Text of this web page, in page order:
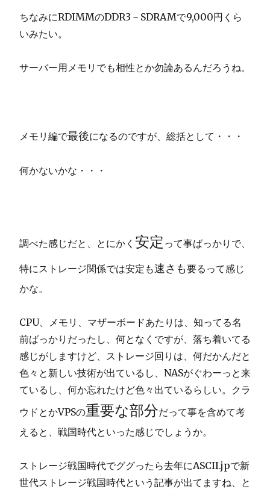
ちなみにRDIMMのDDR3－SDRAMで9,000円くら
いみたい。
サーバー用メモリでも相性とか勿論あるんだろうね。
メモリ編で最後になるのですが、総括として・・・
何かないかな・・・
調べた感じだと、とにかく 安定 って事ばっかりで、
特に ストレージ関係では安定も速さも要るって感じ
かな。
CPU、メモリ、マザーボードあたりは、知ってる名
前ばっかりだったし、何となくですが、落ち着いてる
感じがしますけど、ストレージ回りは、何だかんだと
色々と新しい技術が出ているし、NASがぐわーっと来
ているし、何か忘れたけど色々出ているらしい。クラ
ウドとかVPSの重要な部分だって事を含めて考
えると、戦国時代といった感じでしょうか。
ストレージ戦国時代でググったら去年にASCII.jpで新
世代ストレージ戦国時代という記事が出てますね、と